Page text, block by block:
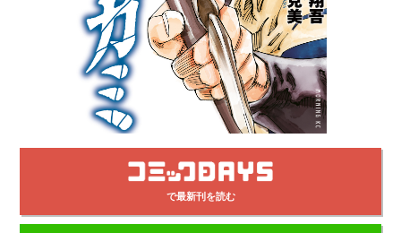
で最新刊を読む